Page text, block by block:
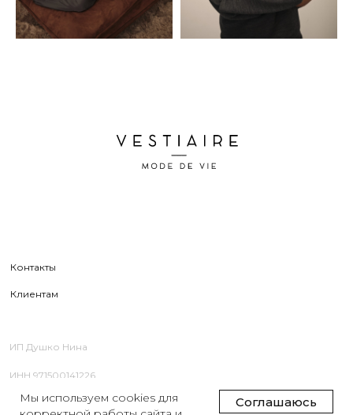
Дизайн сайта
Мы используем cookies для
Соглашаюсь